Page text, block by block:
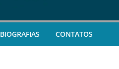
BIOGRAFIAS CONTATOS